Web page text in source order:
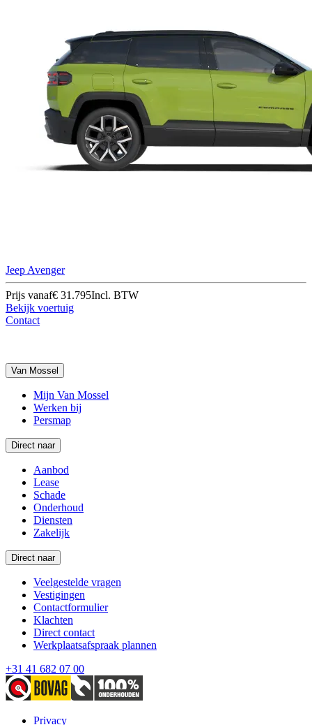
Jeep Avenger
Prijs vanaf€ 31.795Incl. BTW
Bekijk voertuig
Contact
Van Mossel
Mijn Van Mossel
Werken bij
Persmap
Direct naar
Aanbod
Lease
Schade
Onderhoud
Diensten
Zakelijk
Direct naar
Veelgestelde vragen
Vestigingen
Contactformulier
Klachten
Direct contact
Werkplaatsafspraak plannen
+31 41 682 07 00
Privacy